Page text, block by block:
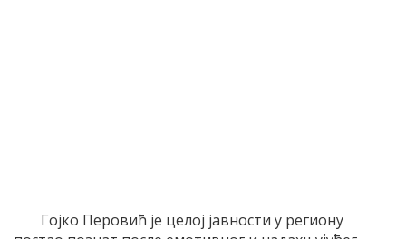
Гојко Перовић је целој јавности у региону